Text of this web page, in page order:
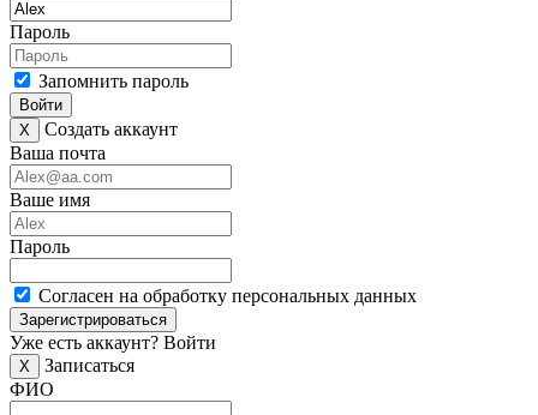
Пароль
Запомнить пароль
Войти
X
Создать аккаунт
Ваша почта
Ваше имя
Пароль
Согласен на обработку персональных данных
Зарегистрироваться
Уже есть аккаунт? Войти
X
Записаться
ФИО